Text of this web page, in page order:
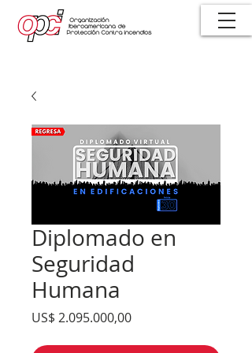
Diplomado en
Seguridad
Humana
US$ 2.095.000,00Precio